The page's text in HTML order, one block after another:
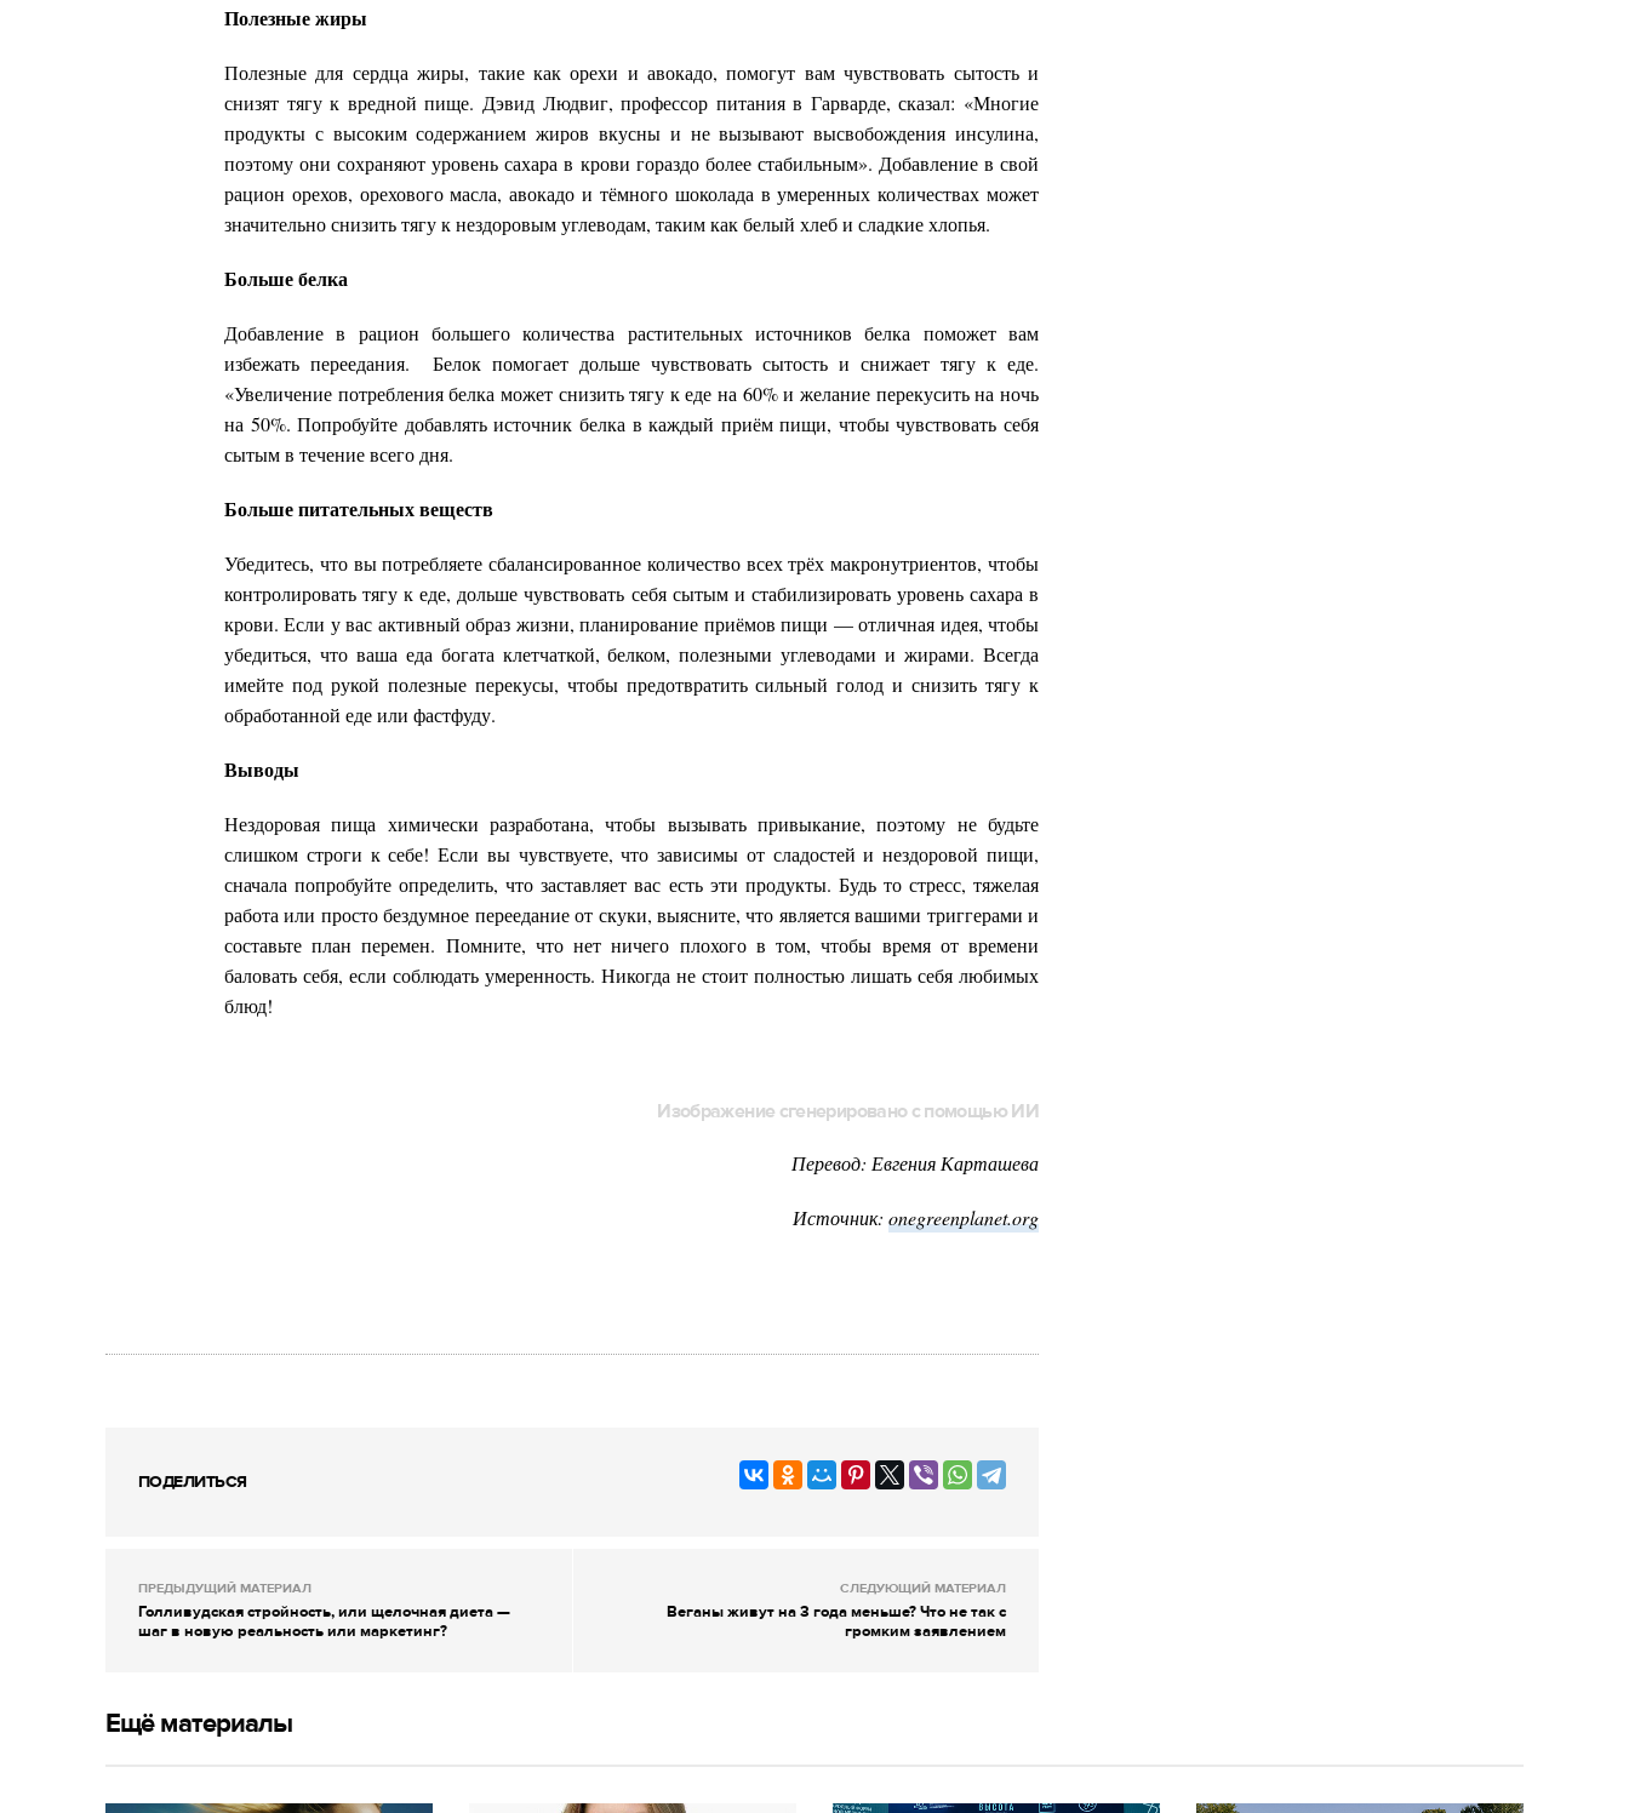
Полезные жиры
Полезные для сердца жиры, такие как орехи и авокадо, помогут вам чувствовать сытость и
снизят тягу к вредной пище. Дэвид Людвиг, профессор питания в Гарварде, сказал: «Многие
продукты с высоким содержанием жиров вкусны и не вызывают высвобождения инсулина,
поэтому они сохраняют уровень сахара в крови гораздо более стабильным». Добавление в свой
рацион орехов, орехового масла, авокадо и тёмного шоколада в умеренных количествах может
значительно снизить тягу к нездоровым углеводам, таким как белый хлеб и сладкие хлопья.
Больше белка
Добавление в рацион большего количества растительных источников белка поможет вам
избежать переедания. Белок помогает дольше чувствовать сытость и снижает тягу к еде.
«Увеличение потребления белка может снизить тягу к еде на 60% и желание перекусить на ночь
на 50%. Попробуйте добавлять источник белка в каждый приём пищи, чтобы чувствовать себя
сытым в течение всего дня.
Больше питательных веществ
Убедитесь, что вы потребляете сбалансированное количество всех трёх макронутриентов, чтобы
контролировать тягу к еде, дольше чувствовать себя сытым и стабилизировать уровень сахара в
крови. Если у вас активный образ жизни, планирование приёмов пищи — отличная идея, чтобы
убедиться, что ваша еда богата клетчаткой, белком, полезными углеводами и жирами. Всегда
имейте под рукой полезные перекусы, чтобы предотвратить сильный голод и снизить тягу к
обработанной еде или фастфуду.
Выводы
Нездоровая пища химически разработана, чтобы вызывать привыкание, поэтому не будьте
слишком строги к себе! Если вы чувствуете, что зависимы от сладостей и нездоровой пищи,
сначала попробуйте определить, что заставляет вас есть эти продукты. Будь то стресс, тяжелая
работа или просто бездумное переедание от скуки, выясните, что является вашими триггерами и
составьте план перемен. Помните, что нет ничего плохого в том, чтобы время от времени
баловать себя, если соблюдать умеренность. Никогда не стоит полностью лишать себя любимых
блюд!
Изображение сгенерировано с помощью ИИ
Перевод: Евгения Карташева
Источник: onegreenplanet.org
ПОДЕЛИТЬСЯ
ПРЕДЫДУЩИЙ МАТЕРИАЛ
Голливудская стройность, или щелочная диета —
шаг в новую реальность или маркетинг?
СЛЕДУЮЩИЙ МАТЕРИАЛ
Веганы живут на 3 года меньше? Что не так с
громким заявлением
Ещё материалы